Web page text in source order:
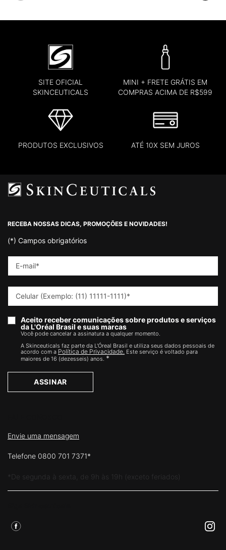
SITE OFICIAL
SKINCEUTICALS
MINI + FRETE GRÁTIS EM
COMPRAS ACIMA DE R$599
PRODUTOS EXCLUSIVOS ATÉ 10X SEM JUROS
RECEBA NOSSAS DICAS, PROMOÇÕES E NOVIDADES!
(*) Campos obrigatórios
E-mail*
Celular (Exemplo: (11) 11111-1111)*
Aceito receber comunicações sobre produtos e serviços
da L'Oréal Brasil e suas marcas
Você pode cancelar a assinatura a qualquer momento.​
A Skinceuticals faz parte da L'Óreal Brasil e utiliza seus dados pessoais de
acordo com a Política de Privacidade. Este serviço é voltado para
maiores de 16 (dezesseis) anos. *
ASSINAR
Envie uma mensagem
Telefone 0800 701 7371*
*De segunda à sexta, de 9h às 19h (exceto feriados)